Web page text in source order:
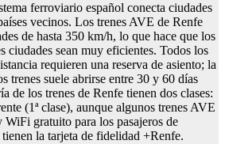
ferroviario español conecta ciudades
vecinos. Los trenes AVE de Renfe
de hasta 350 km/h, lo que hace que los
ciudades sean muy eficientes. Todos los
requieren una reserva de asiento; la
trenes suele abrirse entre 30 y 60 días
de los trenes de Renfe tienen dos clases:
(1ª clase), aunque algunos trenes AVE
gratuito para los pasajeros de
la tarjeta de fidelidad +Renfe.